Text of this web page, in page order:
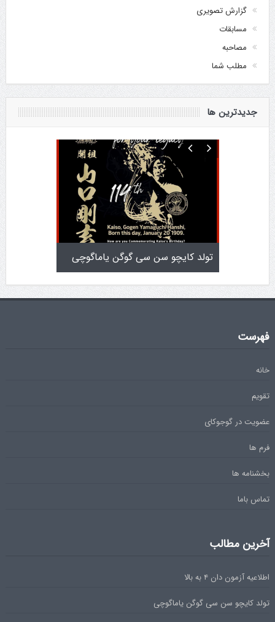
گزارش تصویری
مسابقات
مصاحبه
مطلب شما
جدیدترین ها
اطلاعیه آزمون تولد کایچو سن سی گوگن یاماگوچی
فهرست
خانه
تقویم
عضویت در گوجوکای
فرم ها
بخشنامه ها
تماس باما
آخرین مطالب
اطلاعیه آزمون دان ۴ به بالا
تولد کایچو سن سی گوگن یاماگوچی